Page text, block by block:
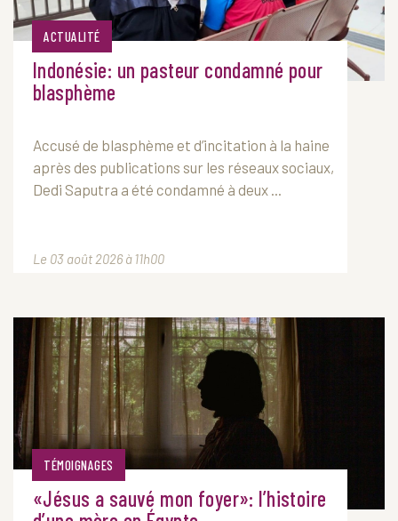
ACTUALITÉ
Indonésie: un pasteur condamné pour
blasphème
Accusé de blasphème et d’incitation à la haine
après des publications sur les réseaux sociaux,
Dedi Saputra a été condamné à deux ...
Le 03 août 2026 à 11h00
TÉMOIGNAGES
«Jésus a sauvé mon foyer»: l’histoire